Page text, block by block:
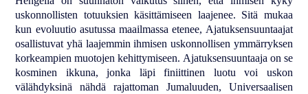
uskonnollisten totuuksien käsittämiseen laajenee. Sitä mukaa
kun evoluutio asutussa maailmassa etenee, Ajatuksensuuntaajat
osallistuvat yhä laajemmin ihmisen uskonnollisen ymmärryksen
korkeampien muotojen kehittymiseen. Ajatuksensuuntaaja on se
kosminen ikkuna, jonka läpi finiittinen luotu voi uskon
välähdyksinä nähdä rajattoman Jumaluuden, Universaalisen